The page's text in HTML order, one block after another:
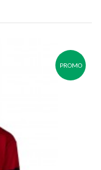
PROMO